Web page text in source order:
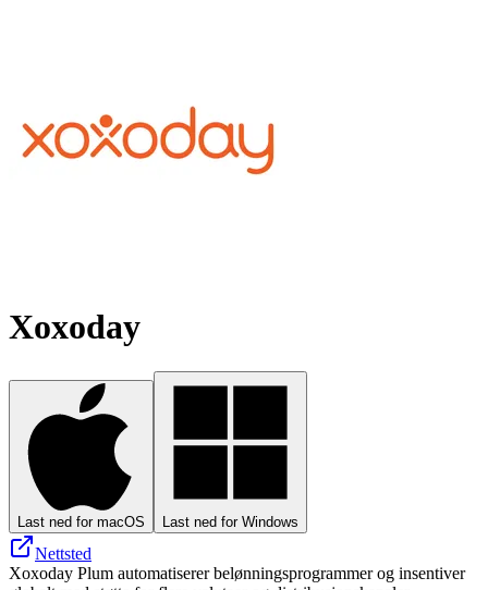
Xoxoday
Last ned for macOS Last ned for Windows
Nettsted
Xoxoday Plum automatiserer belønningsprogrammer og insentiver